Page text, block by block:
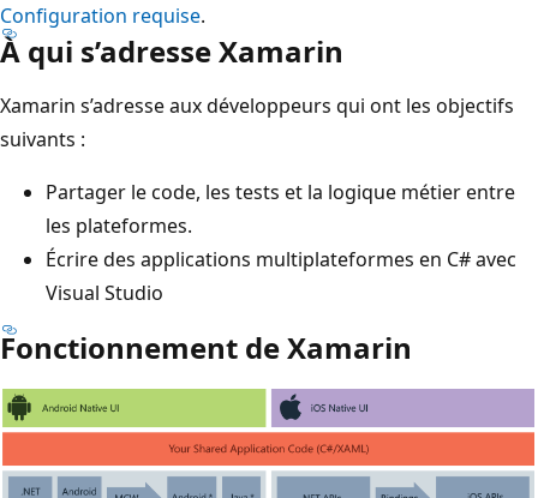
Configuration requise.
À qui s’adresse Xamarin
Xamarin s’adresse aux développeurs qui ont les objectifs
suivants :
Partager le code, les tests et la logique métier entre
les plateformes.
Écrire des applications multiplateformes en C# avec
Visual Studio
Fonctionnement de Xamarin